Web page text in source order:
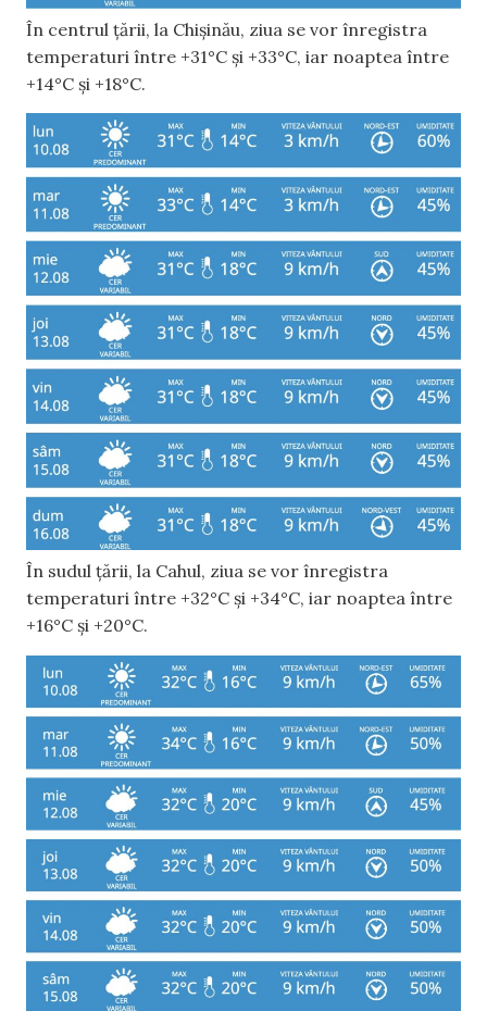
În centrul țării, la Chișinău, ziua se vor înregistra
temperaturi între +31°C și +33°C, iar noaptea între
+14°C și +18°C.
În sudul țării, la Cahul, ziua se vor înregistra
temperaturi între +32°C și +34°C, iar noaptea între
+16°C și +20°C.